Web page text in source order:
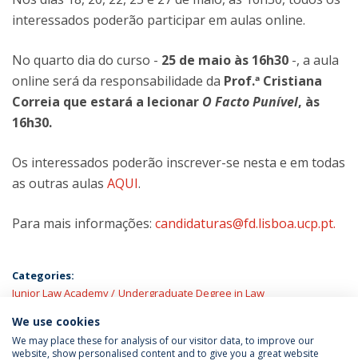
interessados poderão participar em aulas online.
No quarto dia do curso - 25 de maio às 16h30 -, a aula
online será da responsabilidade da Prof.ª Cristiana
Correia que estará a lecionar O Facto Punível, às
16h30.
Os interessados poderão inscrever-se nesta e em todas
as outras aulas AQUI.
Para mais informações: candidaturas@fd.lisboa.ucp.pt.
Categories:
Junior Law Academy
Undergraduate Degree in Law
LATEST NEWS
We use cookies
We may place these for analysis of our visitor data, to improve our
website, show personalised content and to give you a great website